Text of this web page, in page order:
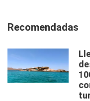
Recomendadas